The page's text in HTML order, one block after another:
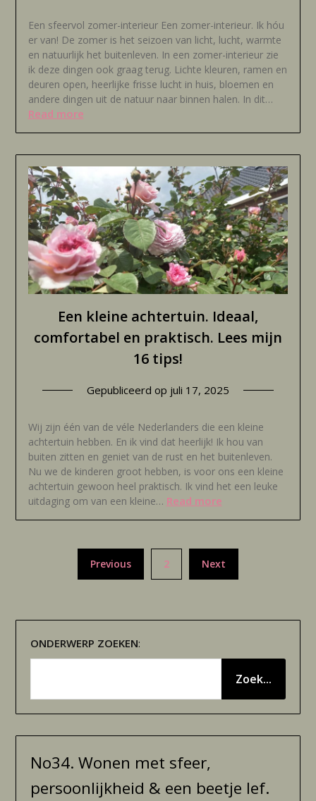
Een sfeervol zomer-interieur Een zomer-interieur. Ik hóu
er van! De zomer is het seizoen van licht, lucht, warmte
en natuurlijk het buitenleven. In een zomer-interieur zie
ik deze dingen ook graag terug. Lichte kleuren, ramen en
deuren open, heerlijke frisse lucht in huis, bloemen en
andere dingen uit de natuur naar binnen halen. In dit…
Read more
Een kleine achtertuin. Ideaal,
comfortabel en praktisch. Lees mijn
16 tips!
Gepubliceerd op juli 17, 2025
Wij zijn één van de véle Nederlanders die een kleine
achtertuin hebben. En ik vind dat heerlijk! Ik hou van
buiten zitten en geniet van de rust en het buitenleven.
Nu we de kinderen groot hebben, is voor ons een kleine
achtertuin gewoon heel praktisch. Ik vind het een leuke
uitdaging om van een kleine… Read more
Berichten
paginering
Previous 2 Next
ONDERWERP ZOEKEN:
Zoek...
No34. Wonen met sfeer,
persoonlijkheid & een beetje lef.